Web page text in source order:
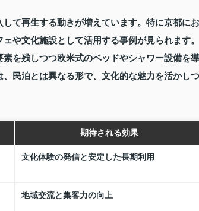
て再生する動きが増えています。特に京都にお
や文化施設として活用する事例が見られます。
を残しつつ欧米式のベッドやシャワー設備を導
民泊とは異なる形で、文化的な魅力を活かしつ
期待される効果
文化体験の発信と安定した長期利用
地域交流と集客力の向上